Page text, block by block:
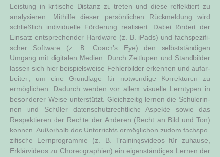
Leis­tung in kri­ti­sche Distanz zu tre­ten und die­se reflek­tiert zu
ana­ly­sie­ren. Mit­hil­fe die­ser per­sön­li­chen Rück­mel­dung wird
schließ­lich indi­vi­du­el­le För­de­rung rea­li­siert. Dabei för­dert der
Ein­satz ent­spre­chen­der Hard­ware (z. B. iPads) und fach­spe­zi­fi­
scher Soft­ware (z. B. Coach’s Eye) den selbst­stän­di­gen
Umgang mit digi­ta­len Medi­en. Durch Zeit­lu­pen und Stand­bil­der
las­sen sich hier bei­spiels­wei­se Feh­ler­bil­der erken­nen und auf­ar­
bei­ten, um eine Grund­la­ge für not­wen­di­ge Kor­rek­tu­ren zu
ermög­li­chen. Dadurch wer­den vor allem visu­el­le Lern­ty­pen in
beson­de­rer Wei­se unter­stützt. Gleich­zei­tig ler­nen die Schü­le­rin­
nen und Schü­ler daten­schutz­recht­li­che Aspek­te sowie das
Respek­tie­ren der Rech­te der Ande­ren (Recht an Bild und Ton)
ken­nen. Außer­halb des Unter­richts ermög­li­chen zudem fach­spe­
zi­fi­sche Lern­pro­gram­me (z. B. Trai­nings­vi­de­os für zuhau­se,
Erklär­vi­de­os zu Cho­reo­gra­phien) ein eigen­stän­di­ges Ler­nen der